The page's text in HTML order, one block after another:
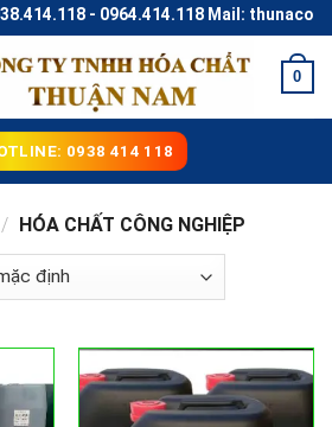
- 0964.414.118 Mail:
0
0938 414 118
/ HÓA CHẤT CÔNG NGHIỆP